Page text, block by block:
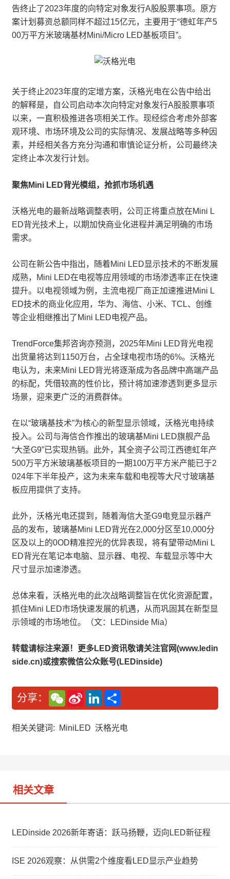
告终止了2023年度的向特定对象发行A股股票事项。原方
案计划募资总额同样不超过15亿元，主要用于“德虹年产5
00万平方米玻璃基材Mini/Micro LED基板项目”。
关于终止2023年度的定增方案，沃格光电在公告中给出
的解释是，自公司启动本次向特定对象发行A股股票事项
以来，一直积极推进各项相关工作。现经综合考虑外部客
观环境、市场环境及公司的实际情况、发展战略等多种因
素，并经相关各方充分沟通和审慎论证分析，公司最终决
定终止本次发行计划。
聚焦Mini LED背光模组，抢抓市场机遇
沃格光电的最新战略调整表明，公司正将重点放在Mini L
ED背光技术上，以期加快商业化进程并满足明确的市场
需求。
公司在新公告中指出，随着Mini LED显示技术的不断发展
成熟，Mini LED在电视等应用领域的市场渗透率正在快速
提升。以电视领域为例，主流电视厂商正加速推进Mini L
ED技术的商业化应用，华为、海信、小米、TCL、创维
等企业相继推出了Mini LED电视产品。
TrendForce集邦咨询亦预测，2025年Mini LED背光电视
出货量将达到1150万台，占全球电视市场的6%。沃格光
电认为，未来Mini LED背光将逐渐成为各品牌中高端产品
的标配，凭借较高的性价比，预计将加速渗透到更多显示
场景，迎来更广泛的消费群体。
在以“玻璃基技术”为核心的新型显示领域，沃格光电持续
投入。公司与海信合作推出的玻璃基Mini LED旗舰产品
“大圣G9”已实现热销。此外，其全资子公司江西德虹年产
500万平方米玻璃基板项目的一期100万平方米产能已于2
024年下半年投产，这为未来车载和电视等大尺寸玻璃基
板应用提供了支持。
此外，沃格光电还提到，随着海信大圣G9电竞显示器产
品的发布，玻璃基Mini LED背光在2,000分区至10,000分
区及以上的0OD精准控光的优异表现，将有望带动Mini L
ED背光在笔记本电脑、显示器、电视、车载显示等中大
尺寸显示加速渗透。
总体来看，沃格光电的此次战略调整旨在优化资源配置，
抓住Mini LED市场快速发展的机遇，从而巩固其在新型显
示领域的市场地位。（文：LEDinside Mia）
转载请标注来源！更多LED资讯敬请关注官网(www.ledin
side.cn)或搜索微信公众账号(LEDinside)
分享：
W
e
C
a
S
n
W
L
n
e
相关关键词: MiniLED 沃格光电
相关文章
LEDinside 2026新年寄语：跃马扬鞭，迈向LED新征程
ISE 2026观察：从供需2个维度看LED显示产业趋势